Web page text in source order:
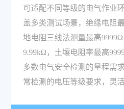
可适配不同等级的电气作业
盖多类测试场景，绝缘电阻
地电阻三线法测量最高
9.99kΩ，土壤电阻率最高
多数电气安全检测的量程需
常检测的电压等级要求，灵